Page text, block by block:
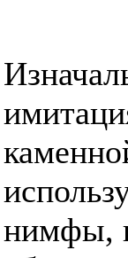
нимфы,